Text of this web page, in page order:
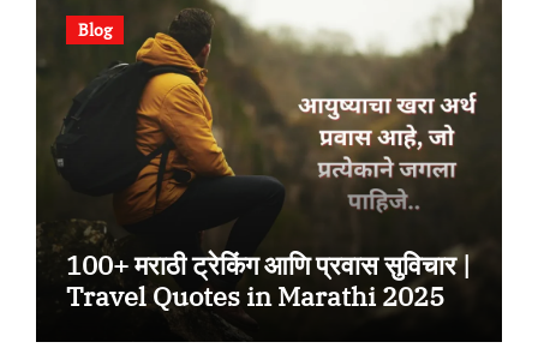
Blog
100+ मराठी ट्रेकिंग आणि प्रवास सुविचार |
Travel Quotes in Marathi 2025